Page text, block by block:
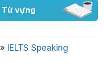
Từ vựng
» IELTS Speaking